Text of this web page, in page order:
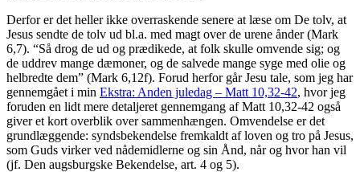
Derfor er det heller ikke overraskende senere at læse om De tolv, at
Jesus sendte de tolv ud bl.a. med magt over de urene ånder (Mark
6,7). “Så drog de ud og prædikede, at folk skulle omvende sig; og
de uddrev mange dæmoner, og de salvede mange syge med olie og
helbredte dem” (Mark 6,12f). Forud herfor går Jesu tale, som jeg har
gennemgået i min Ekstra: Anden juledag – Matt 10,32-42, hvor jeg
foruden en lidt mere detaljeret gennemgang af Matt 10,32-42 også
giver et kort overblik over sammenhængen. Omvendelse er det
grundlæggende: syndsbekendelse fremkaldt af loven og tro på Jesus,
som Guds virker ved nådemidlerne og sin Ånd, når og hvor han vil
(jf. Den augsburgske Bekendelse, art. 4 og 5).